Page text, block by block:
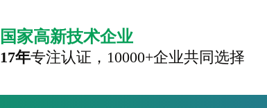
国家高新技术企业
17年专注认证， 10000+企业共同选择